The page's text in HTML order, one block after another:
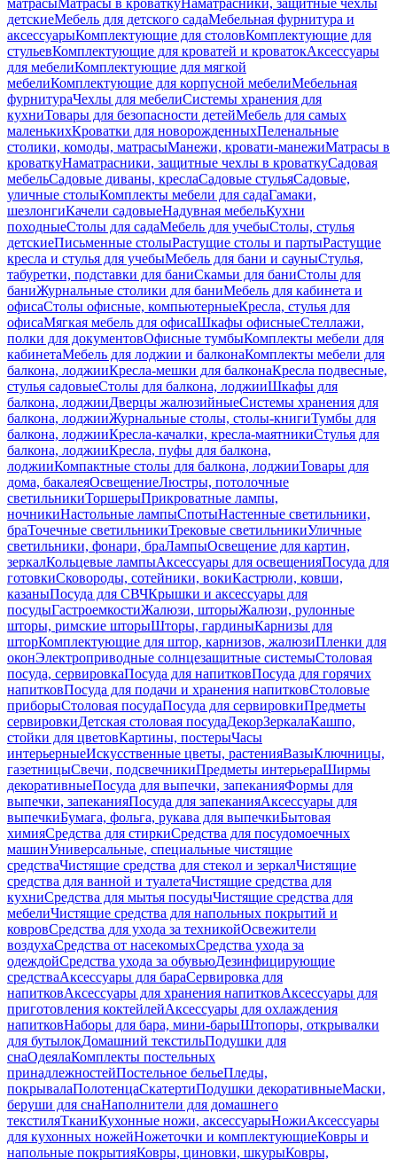
матрасыМатрасы в кроваткуНаматрасники, защитные чехлы
детскиеМебель для детского садаМебельная фурнитура и
аксессуарыКомплектующие для столовКомплектующие для
стульевКомплектующие для кроватей и кроватокАксессуары
для мебелиКомплектующие для мягкой
мебелиКомплектующие для корпусной мебелиМебельная
фурнитураЧехлы для мебелиСистемы хранения для
кухниТовары для безопасности детейМебель для самых
маленькихКроватки для новорожденныхПеленальные
столики, комоды, матрасыМанежи, кровати-манежиМатрасы в
кроваткуНаматрасники, защитные чехлы в кроваткуСадовая
мебельСадовые диваны, креслаСадовые стульяСадовые,
уличные столыКомплекты мебели для садаГамаки,
шезлонгиКачели садовыеНадувная мебельКухни
походныеСтолы для садаМебель для учебыСтолы, стулья
детскиеПисьменные столыРастущие столы и партыРастущие
кресла и стулья для учебыМебель для бани и сауныСтулья,
табуретки, подставки для баниСкамьи для баниСтолы для
баниЖурнальные столики для баниМебель для кабинета и
офисаСтолы офисные, компьютерныеКресла, стулья для
офисаМягкая мебель для офисаШкафы офисныеСтеллажи,
полки для документовОфисные тумбыКомплекты мебели для
кабинетаМебель для лоджии и балконаКомплекты мебели для
балкона, лоджииКресла-мешки для балконаКресла подвесные,
стулья садовыеСтолы для балкона, лоджииШкафы для
балкона, лоджииДверцы жалюзийныеСистемы хранения для
балкона, лоджииЖурнальные столы, столы-книгиТумбы для
балкона, лоджииКресла-качалки, кресла-маятникиСтулья для
балкона, лоджииКресла, пуфы для балкона,
лоджииКомпактные столы для балкона, лоджииТовары для
дома, бакалеяОсвещениеЛюстры, потолочные
светильникиТоршерыПрикроватные лампы,
ночникиНастольные лампыСпотыНастенные светильники,
браТочечные светильникиТрековые светильникиУличные
светильники, фонари, браЛампыОсвещение для картин,
зеркалКольцевые лампыАксессуары для освещенияПосуда для
готовкиСковороды, сотейники, вокиКастрюли, ковши,
казаныПосуда для СВЧКрышки и аксессуары для
посудыГастроемкостиЖалюзи, шторыЖалюзи, рулонные
шторы, римские шторыШторы, гардиныКарнизы для
шторКомплектующие для штор, карнизов, жалюзиПленки для
оконЭлектроприводные солнцезащитные системыСтоловая
посуда, сервировкаПосуда для напитковПосуда для горячих
напитковПосуда для подачи и хранения напитковСтоловые
приборыСтоловая посудаПосуда для сервировкиПредметы
сервировкиДетская столовая посудаДекорЗеркалаКашпо,
стойки для цветовКартины, постерыЧасы
интерьерныеИскусственные цветы, растенияВазыКлючницы,
газетницыСвечи, подсвечникиПредметы интерьераШирмы
декоративныеПосуда для выпечки, запеканияФормы для
выпечки, запеканияПосуда для запеканияАксессуары для
выпечкиБумага, фольга, рукава для выпечкиБытовая
химияСредства для стиркиСредства для посудомоечных
машинУниверсальные, специальные чистящие
средстваЧистящие средства для стекол и зеркалЧистящие
средства для ванной и туалетаЧистящие средства для
кухниСредства для мытья посудыЧистящие средства для
мебелиЧистящие средства для напольных покрытий и
ковровСредства для ухода за техникойОсвежители
воздухаСредства от насекомыхСредства ухода за
одеждойСредства ухода за обувьюДезинфицирующие
средстваАксессуары для бараСервировка для
напитковАксессуары для хранения напитковАксессуары для
приготовления коктейлейАксессуары для охлаждения
напитковНаборы для бара, мини-барыШтопоры, открывалки
для бутылокДомашний текстильПодушки для
снаОдеялаКомплекты постельных
принадлежностейПостельное бельеПледы,
покрывалаПолотенцаСкатертиПодушки декоративныеМаски,
беруши для снаНаполнители для домашнего
текстиляТканиКухонные ножи, аксессуарыНожиАксессуары
для кухонных ножейНожеточки и комплектующиеКовры и
напольные покрытияКовры, циновки, шкурыКовры,